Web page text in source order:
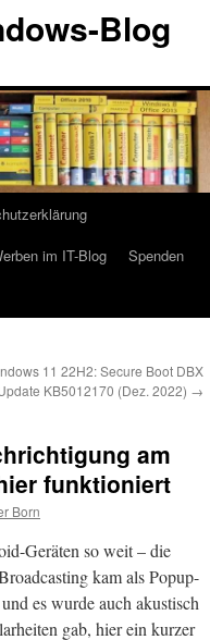
Blog
im IT-Blog
Spenden
11 22H2: Secure Boot DBX
KB5012170 (Dez. 2022) →
am
funktioniert
Born
Geräten so weit – die
kam als Popup-
es wurde auch akustisch
gab, hier ein kurzer